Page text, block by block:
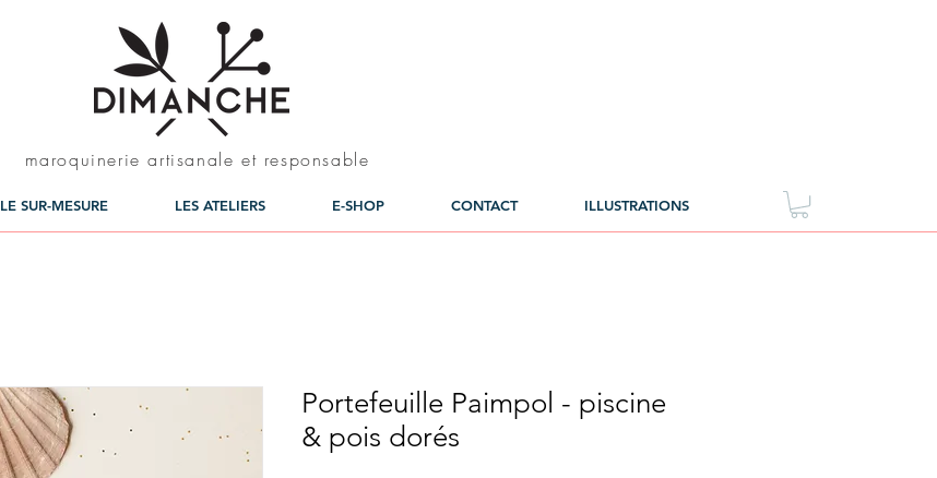
maroquinerie artisanale et responsable
LE SUR-MESURE LES ATELIERS E-SHOP CONTACT ILLUSTRATIONS
Portefeuille Paimpol - piscine
& pois dorés